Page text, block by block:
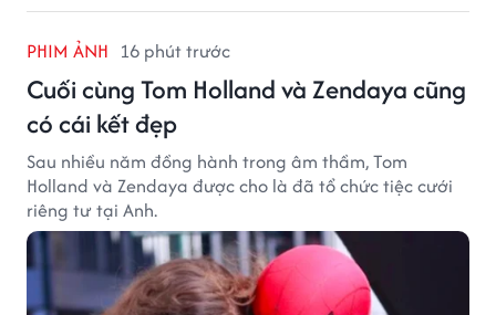
PHIM ẢNH 16 phút trước
Cuối cùng Tom Holland và Zendaya cũng
có cái kết đẹp
Sau nhiều năm đồng hành trong âm thầm, Tom
Holland và Zendaya được cho là đã tổ chức tiệc cưới
riêng tư tại Anh.